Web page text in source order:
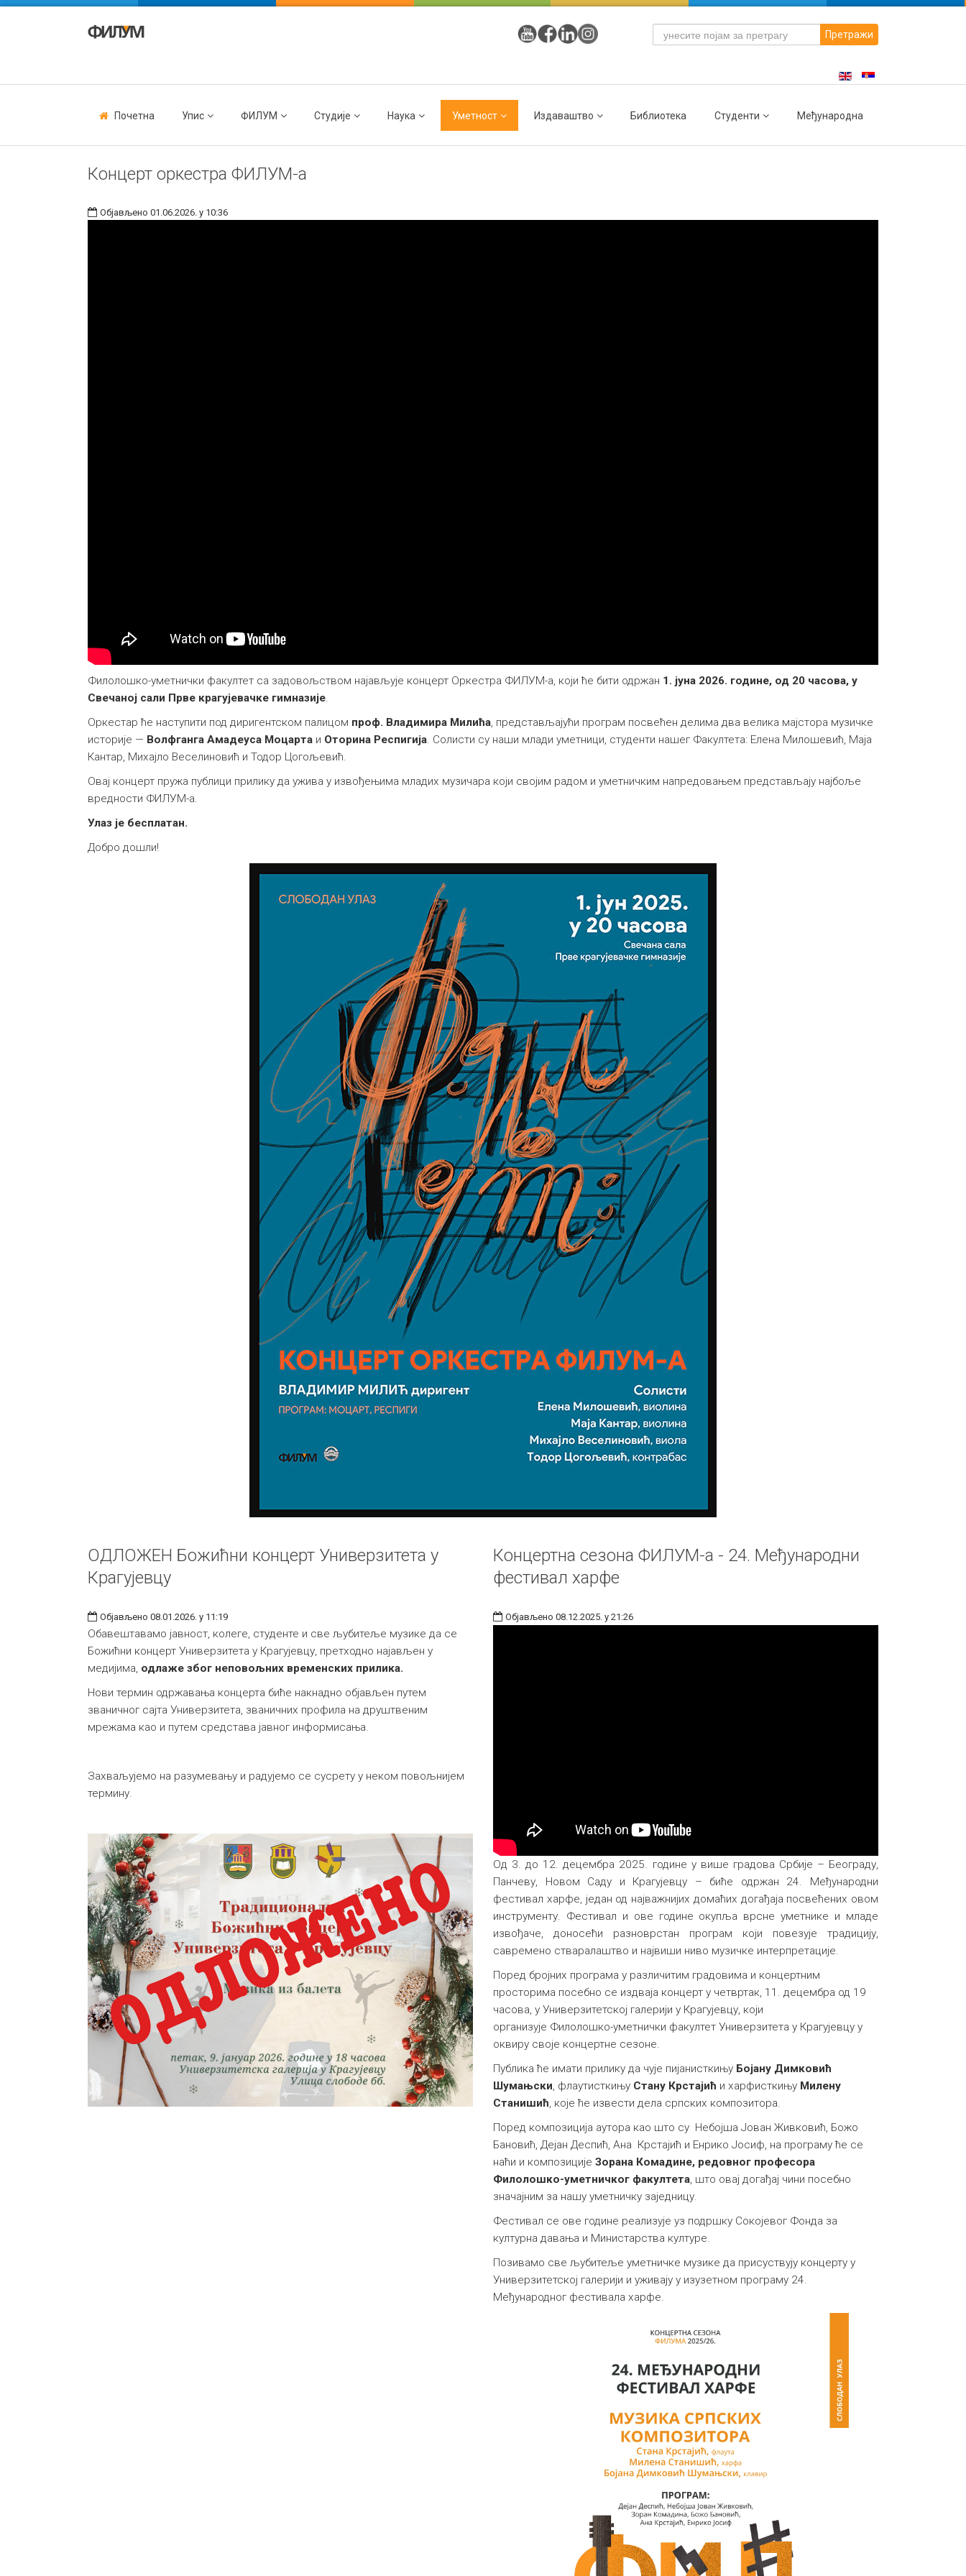
Претражи
Почетна Упис ФИЛУМ Студије Наука Уметност Издаваштво Библиотека Студенти Међународна
Концерт оркестра ФИЛУМ-а
Објављено 01.06.2026. у 10:36
Филолошко-уметнички факултет са задовољством најављује концерт Оркестра ФИЛУМ-а, који ће бити одржан 1. јуна 2026. године, од 20 часова, у
Свечаној сали Прве крагујевачке гимназије.
Оркестар ће наступити под диригентском палицом проф. Владимира Милића, представљајући програм посвећен делима два велика мајстора музичке
историје — Волфганга Амадеуса Моцарта и Оторина Респигија. Солисти су наши млади уметници, студенти нашег Факултета: Елена Милошевић, Маја
Кантар, Михајло Веселиновић и Тодор Цогољевић.
Овај концерт пружа публици прилику да ужива у извођењима младих музичара који својим радом и уметничким напредовањем представљају најбоље
вредности ФИЛУМ-а.
Улаз је бесплатан.
Добро дошли!
ОДЛОЖЕН Божићни концерт Универзитета у
Крагујевцу
Објављено 08.01.2026. у 11:19
Обавештавамо јавност, колеге, студенте и све љубитеље музике да се
Божићни концерт Универзитета у Крагујевцу, претходно најављен у
медијима, одлаже због неповољних временских прилика.
Нови термин одржавања концерта биће накнадно објављен путем
званичног сајта Универзитета, званичних профила на друштвеним
мрежама као и путем средстава јавног информисања.
Захваљујемо на разумевању и радујемо се сусрету у неком повољнијем
термину.
Концертна сезона ФИЛУМ-а - 24. Међународни
фестивал харфе
Објављено 08.12.2025. у 21:26
Од 3. до 12. децембра 2025. године у више градова Србије – Београду,
Панчеву, Новом Саду и Крагујевцу – биће одржан 24. Међународни
фестивал харфе, један од најважнијих домаћих догађаја посвећених овом
инструменту. Фестивал и ове године окупља врсне уметнике и младе
извођаче, доносећи разноврстан програм који повезује традицију,
савремено стваралаштво и највиши ниво музичке интерпретације.
Поред бројних програма у различитим градовима и концертним
просторима посебно се издваја концерт у четвртак, 11. децембра од 19
часова, у Универзитетској галерији у Крагујевцу, који
организује Филолошко-уметнички факултет Универзитета у Крагујевцу у
оквиру своје концертне сезоне.
Публика ће имати прилику да чује пијанисткињу Бојану Димковић
Шумањски, флаутисткињу Стану Крстајић и харфисткињу Милену
Станишић, које ће извести дела српских композитора.
Поред композиција аутора као што су Небојша Јован Живковић, Божо
Бановић, Дејан Деспић, Ана Крстајић и Енрико Јосиф, на програму ће се
наћи и композицијеЗорана Комадине, редовног професора
Филолошко-уметничког факултета, што овај догађај чини посебно
значајним за нашу уметничку заједницу.
Фестивал се ове године реализује уз подршку Сокојевог Фонда за
културна давања и Министарства културе.
Позивамо све љубитеље уметничке музике да присуствују концерту у
Универзитетској галерији и уживају у изузетном програму 24.
Међународног фестивала харфе.